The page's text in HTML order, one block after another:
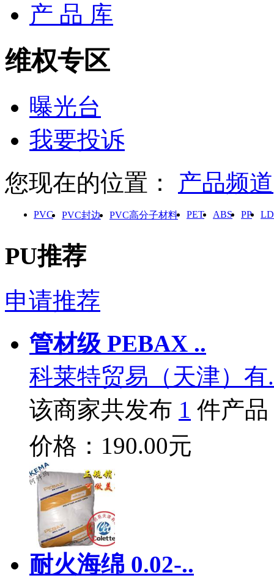
产 品 库
维权专区
曝光台
我要投诉
您现在的位置：
产品频道
PVC PVC封边 PVC高分子材料 PET ABS PP
PU推荐
申请推荐
管材级 PEBAX ..
科莱特贸易（天津）有
该商家共发布 1 件产品
价格：190.00元
耐火海绵 0.02-..